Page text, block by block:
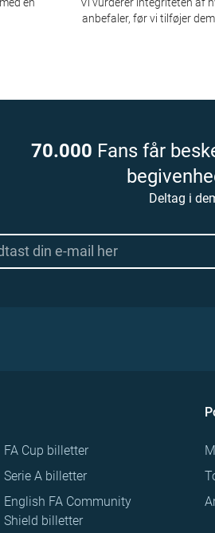
Vi vurderer integriteten af
anbefaler, før vi tilføjer
en
70.000 Fans får
Deltag i
FA Cup billetter
Serie A billetter
English FA Community
Shield billetter